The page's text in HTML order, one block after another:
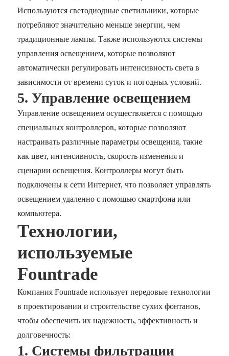
Используются светодиодные светильники, которые
потребляют значительно меньше энергии, чем
традиционные лампы. Также используются системы
управления освещением, которые позволяют
автоматически регулировать интенсивность света в
зависимости от времени суток и погодных условий.
5. Управление освещением
Управление освещением осуществляется с помощью
специальных контроллеров, которые позволяют
настраивать различные параметры освещения, такие
как цвет, интенсивность, скорость изменения и
сценарии освещения. Контроллеры могут быть
подключены к сети Интернет, что позволяет управлять
освещением удаленно с помощью смартфона или
компьютера.
Технологии,
используемые
Fountrade
Компания Fountrade использует передовые технологии
в проектировании и строительстве сухих фонтанов,
чтобы обеспечить их надежность, эффективность и
долговечность:
1. Системы фильтрации